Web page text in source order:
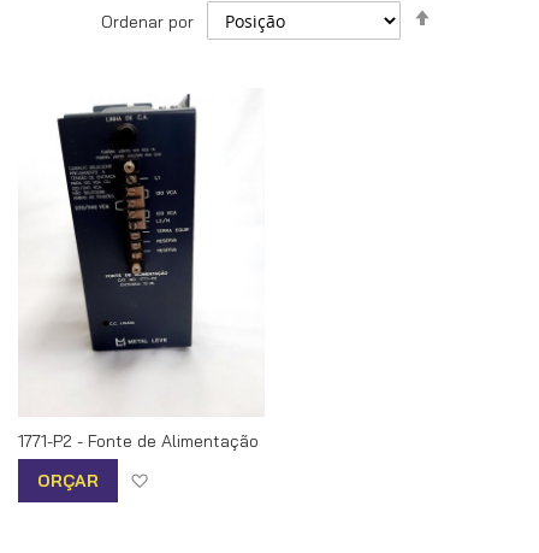
Ordenar por
1771-P2 - Fonte de Alimentação
ORÇAR